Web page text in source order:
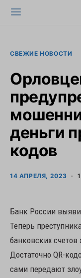
СВЕЖИЕ НОВОСТИ
деньги
кодов
14 АПРЕЛЯ, 2023
Банк России
Теперь
банковских
Достаточно QR-
сами передают